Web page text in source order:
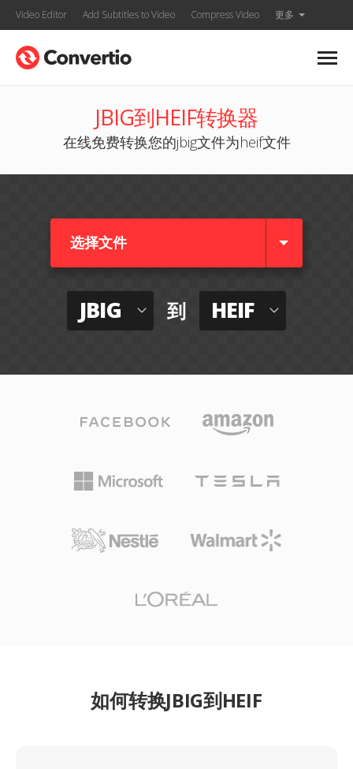
Video Editor Add Subtitles to Video Compress Video 更多
JBIG到HEIF转换器
在线免费转换您的jbig文件为heif文件
选择文件
JBIG 到 HEIF
如何转换JBIG到HEIF